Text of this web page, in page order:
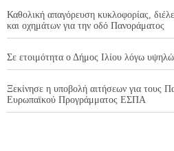
Καθολική απαγόρευση κυκλοφορίας,
και οχημάτων για την οδό Πανοράματος
Σε ετοιμότητα ο Δήμος Ιλίου λόγω
Ξεκίνησε η υποβολή αιτήσεων για τους
Ευρωπαϊκού Προγράμματος ΕΣΠΑ